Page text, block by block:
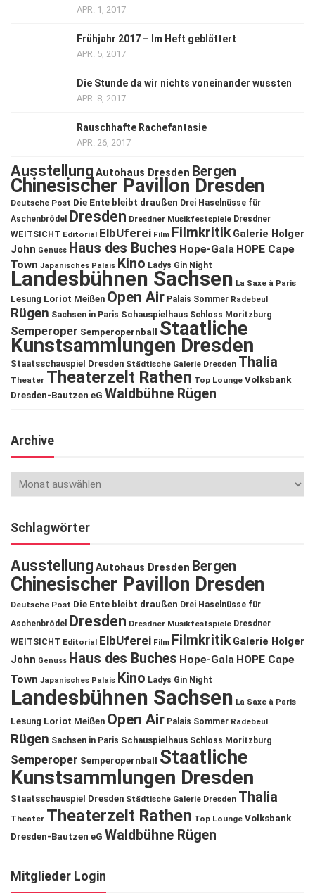
APR. 1, 2017
Frühjahr 2017 – Im Heft geblättert
APR. 5, 2017
Die Stunde da wir nichts voneinander wussten
APR. 8, 2017
Rauschhafte Rachefantasie
APR. 26, 2017
Ausstellung Autohaus Dresden Bergen
Chinesischer Pavillon Dresden
Deutsche Post Die Ente bleibt draußen Drei Haselnüsse für
Aschenbrödel
Dresden Dresdner Musikfestspiele Dresdner
WEITSICHT Editorial ElbUferei Film Filmkritik Galerie Holger
John Genuss Haus des Buches Hope-Gala HOPE Cape
Town Japanisches Palais Kino Ladys Gin Night
Landesbühnen Sachsen La Saxe à Paris
Lesung Loriot Meißen Open Air Palais Sommer Radebeul
Rügen Sachsen in Paris Schauspielhaus Schloss Moritzburg
Semperoper Semperopernball Staatliche
Kunstsammlungen Dresden
Staatsschauspiel Dresden Städtische Galerie Dresden Thalia
Theater Theaterzelt Rathen Top Lounge Volksbank
Dresden-Bautzen eG Waldbühne Rügen
Archive
Schlagwörter
Ausstellung Autohaus Dresden Bergen
Chinesischer Pavillon Dresden
Deutsche Post Die Ente bleibt draußen Drei Haselnüsse für
Aschenbrödel
Dresden Dresdner Musikfestspiele Dresdner
WEITSICHT Editorial ElbUferei Film Filmkritik Galerie Holger
John Genuss Haus des Buches Hope-Gala HOPE Cape
Town Japanisches Palais Kino Ladys Gin Night
Landesbühnen Sachsen La Saxe à Paris
Lesung Loriot Meißen Open Air Palais Sommer Radebeul
Rügen Sachsen in Paris Schauspielhaus Schloss Moritzburg
Semperoper Semperopernball
Staatliche
Kunstsammlungen Dresden
Staatsschauspiel Dresden Städtische Galerie Dresden Thalia
Theater Theaterzelt Rathen Top Lounge Volksbank
Dresden-Bautzen eG Waldbühne Rügen
Mitglieder Login